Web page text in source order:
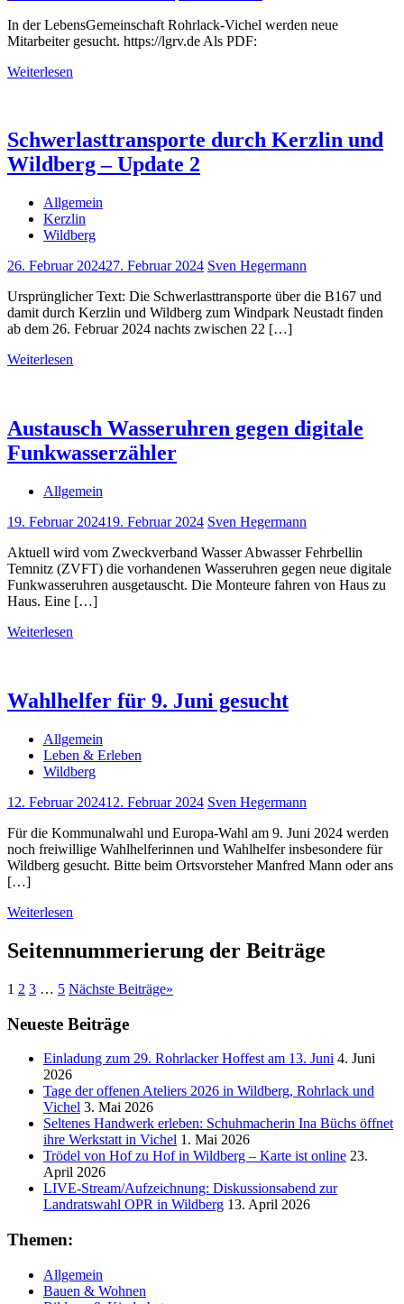
In der LebensGemeinschaft Rohrlack-Vichel werden neue
Mitarbeiter gesucht. https://lgrv.de Als PDF:
Weiterlesen
Schwerlasttransporte durch Kerzlin und
Wildberg – Update 2
Allgemein
Kerzlin
Wildberg
26. Februar 202427. Februar 2024 Sven Hegermann
Ursprünglicher Text: Die Schwerlasttransporte über die B167 und
damit durch Kerzlin und Wildberg zum Windpark Neustadt finden
ab dem 26. Februar 2024 nachts zwischen 22 […]
Weiterlesen
Austausch Wasseruhren gegen digitale
Funkwasserzähler
Allgemein
19. Februar 202419. Februar 2024 Sven Hegermann
Aktuell wird vom Zweckverband Wasser Abwasser Fehrbellin
Temnitz (ZVFT) die vorhandenen Wasseruhren gegen neue digitale
Funkwasseruhren ausgetauscht. Die Monteure fahren von Haus zu
Haus. Eine […]
Weiterlesen
Wahlhelfer für 9. Juni gesucht
Allgemein
Leben & Erleben
Wildberg
12. Februar 202412. Februar 2024 Sven Hegermann
Für die Kommunalwahl und Europa-Wahl am 9. Juni 2024 werden
noch freiwillige Wahlhelferinnen und Wahlhelfer insbesondere für
Wildberg gesucht. Bitte beim Ortsvorsteher Manfred Mann oder ans
[…]
Weiterlesen
Seitennummerierung der Beiträge
1 2 3 … 5 Nächste Beiträge»
Neueste Beiträge
Einladung zum 29. Rohrlacker Hoffest am 13. Juni 4. Juni
2026
Tage der offenen Ateliers 2026 in Wildberg, Rohrlack und
Vichel 3. Mai 2026
Seltenes Handwerk erleben: Schuhmacherin Ina Büchs öffnet
ihre Werkstatt in Vichel 1. Mai 2026
Trödel von Hof zu Hof in Wildberg – Karte ist online 23.
April 2026
LIVE-Stream/Aufzeichnung: Diskussionsabend zur
Landratswahl OPR in Wildberg 13. April 2026
Themen:
Allgemein
Bauen & Wohnen